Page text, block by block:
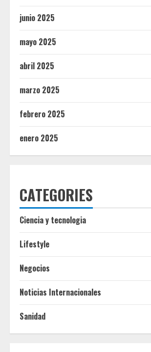
junio 2025
mayo 2025
abril 2025
marzo 2025
febrero 2025
enero 2025
CATEGORIES
Ciencia y tecnologia
Lifestyle
Negocios
Noticias Internacionales
Sanidad